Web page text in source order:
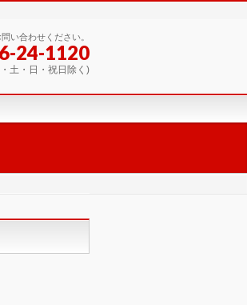
い合わせください。
24-1120
土・日・祝日除く)